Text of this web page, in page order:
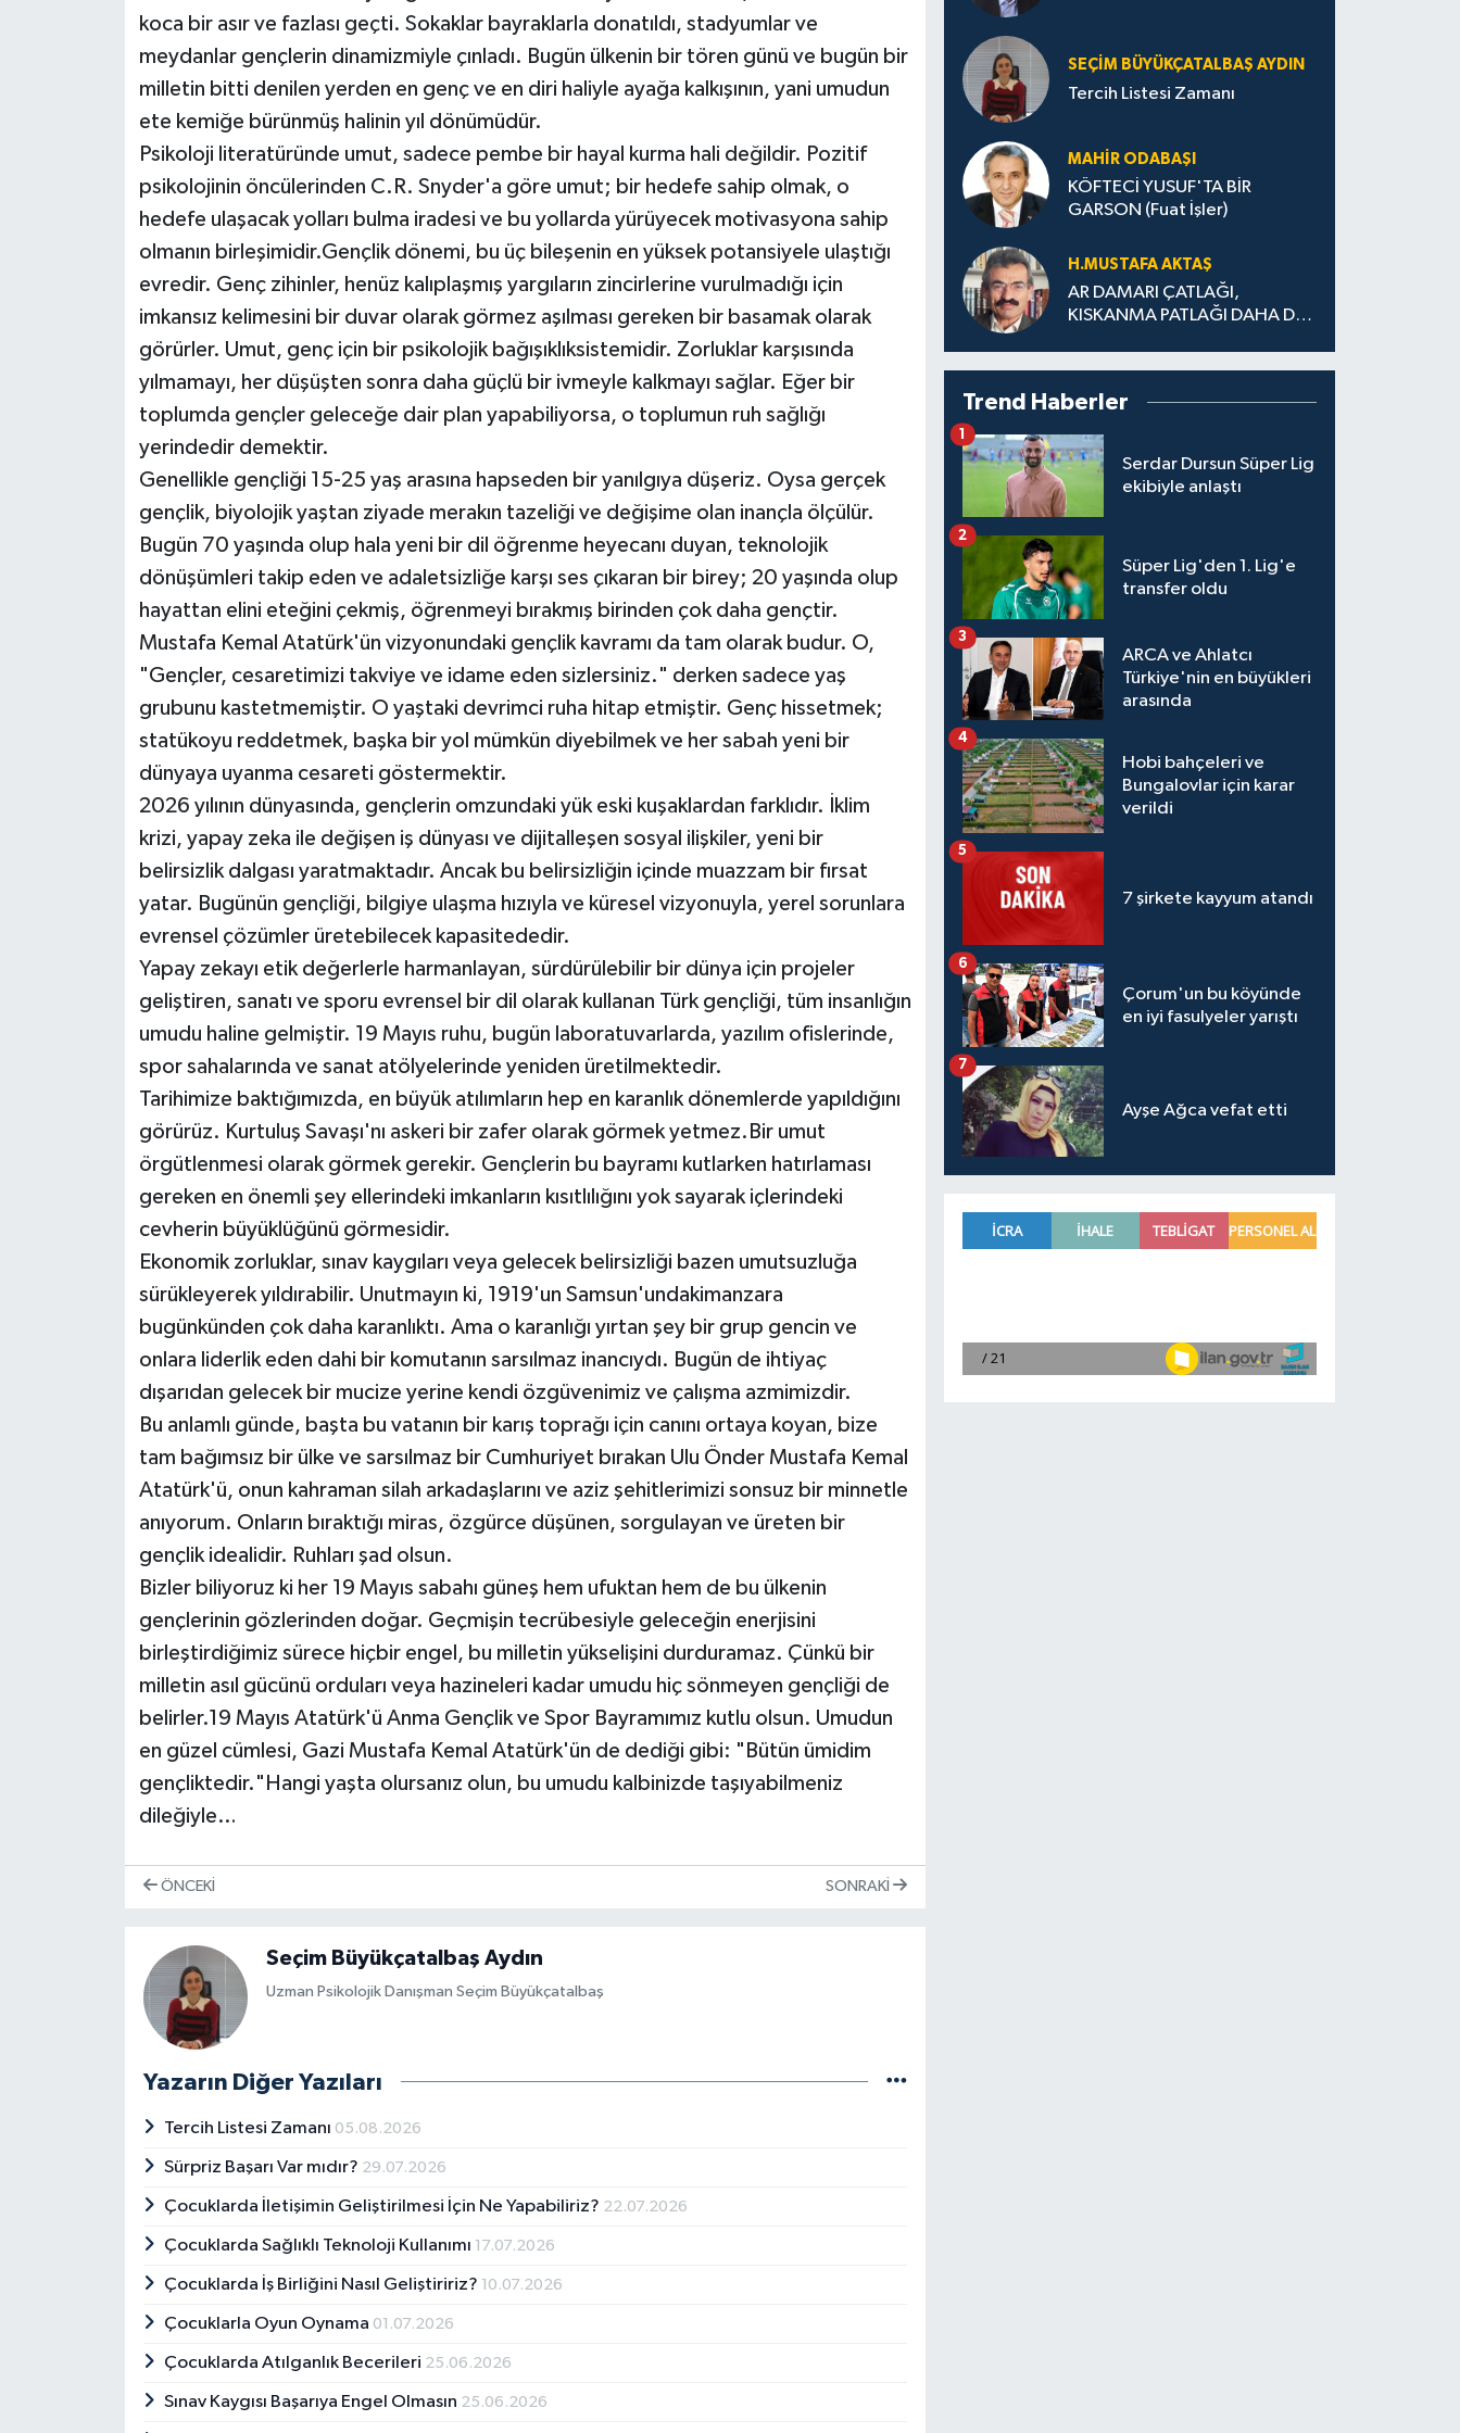
koca bir asır ve fazlası geçti. Sokaklar bayraklarla donatıldı, stadyumlar ve
meydanlar gençlerin dinamizmiyle çınladı. Bugün ülkenin bir tören günü ve bugün bir
milletin bitti denilen yerden en genç ve en diri haliyle ayağa kalkışının, yani umudun
ete kemiğe bürünmüş halinin yıl dönümüdür.
Psikoloji literatüründe umut, sadece pembe bir hayal kurma hali değildir. Pozitif
psikolojinin öncülerinden C.R. Snyder'a göre umut; bir hedefe sahip olmak, o
hedefe ulaşacak yolları bulma iradesi ve bu yollarda yürüyecek motivasyona sahip
olmanın birleşimidir.Gençlik dönemi, bu üç bileşenin en yüksek potansiyele ulaştığı
evredir. Genç zihinler, henüz kalıplaşmış yargıların zincirlerine vurulmadığı için
imkansız kelimesini bir duvar olarak görmez aşılması gereken bir basamak olarak
görürler. Umut, genç için bir psikolojik bağışıklıksistemidir. Zorluklar karşısında
yılmamayı, her düşüşten sonra daha güçlü bir ivmeyle kalkmayı sağlar. Eğer bir
toplumda gençler geleceğe dair plan yapabiliyorsa, o toplumun ruh sağlığı
yerindedir demektir.
Genellikle gençliği 15-25 yaş arasına hapseden bir yanılgıya düşeriz. Oysa gerçek
gençlik, biyolojik yaştan ziyade merakın tazeliği ve değişime olan inançla ölçülür.
Bugün 70 yaşında olup hala yeni bir dil öğrenme heyecanı duyan, teknolojik
dönüşümleri takip eden ve adaletsizliğe karşı ses çıkaran bir birey; 20 yaşında olup
hayattan elini eteğini çekmiş, öğrenmeyi bırakmış birinden çok daha gençtir.
Mustafa Kemal Atatürk'ün vizyonundaki gençlik kavramı da tam olarak budur. O,
"Gençler, cesaretimizi takviye ve idame eden sizlersiniz." derken sadece yaş
grubunu kastetmemiştir. O yaştaki devrimci ruha hitap etmiştir. Genç hissetmek;
statükoyu reddetmek, başka bir yol mümkün diyebilmek ve her sabah yeni bir
dünyaya uyanma cesareti göstermektir.
2026 yılının dünyasında, gençlerin omzundaki yük eski kuşaklardan farklıdır. İklim
krizi, yapay zeka ile değişen iş dünyası ve dijitalleşen sosyal ilişkiler, yeni bir
belirsizlik dalgası yaratmaktadır. Ancak bu belirsizliğin içinde muazzam bir fırsat
yatar. Bugünün gençliği, bilgiye ulaşma hızıyla ve küresel vizyonuyla, yerel sorunlara
evrensel çözümler üretebilecek kapasitededir.
Yapay zekayı etik değerlerle harmanlayan, sürdürülebilir bir dünya için projeler
geliştiren, sanatı ve sporu evrensel bir dil olarak kullanan Türk gençliği, tüm insanlığın
umudu haline gelmiştir. 19 Mayıs ruhu, bugün laboratuvarlarda, yazılım ofislerinde,
spor sahalarında ve sanat atölyelerinde yeniden üretilmektedir.
Tarihimize baktığımızda, en büyük atılımların hep en karanlık dönemlerde yapıldığını
görürüz. Kurtuluş Savaşı'nı askeri bir zafer olarak görmek yetmez.Bir umut
örgütlenmesi olarak görmek gerekir. Gençlerin bu bayramı kutlarken hatırlaması
gereken en önemli şey ellerindeki imkanların kısıtlılığını yok sayarak içlerindeki
cevherin büyüklüğünü görmesidir.
Ekonomik zorluklar, sınav kaygıları veya gelecek belirsizliği bazen umutsuzluğa
sürükleyerek yıldırabilir. Unutmayın ki, 1919'un Samsun'undakimanzara
bugünkünden çok daha karanlıktı. Ama o karanlığı yırtan şey bir grup gencin ve
onlara liderlik eden dahi bir komutanın sarsılmaz inancıydı. Bugün de ihtiyaç
dışarıdan gelecek bir mucize yerine kendi özgüvenimiz ve çalışma azmimizdir.
Bu anlamlı günde, başta bu vatanın bir karış toprağı için canını ortaya koyan, bize
tam bağımsız bir ülke ve sarsılmaz bir Cumhuriyet bırakan Ulu Önder Mustafa Kemal
Atatürk'ü, onun kahraman silah arkadaşlarını ve aziz şehitlerimizi sonsuz bir minnetle
anıyorum. Onların bıraktığı miras, özgürce düşünen, sorgulayan ve üreten bir
gençlik idealidir. Ruhları şad olsun.
Bizler biliyoruz ki her 19 Mayıs sabahı güneş hem ufuktan hem de bu ülkenin
gençlerinin gözlerinden doğar. Geçmişin tecrübesiyle geleceğin enerjisini
birleştirdiğimiz sürece hiçbir engel, bu milletin yükselişini durduramaz. Çünkü bir
milletin asıl gücünü orduları veya hazineleri kadar umudu hiç sönmeyen gençliği de
belirler.19 Mayıs Atatürk'ü Anma Gençlik ve Spor Bayramımız kutlu olsun. Umudun
en güzel cümlesi, Gazi Mustafa Kemal Atatürk'ün de dediği gibi: "Bütün ümidim
gençliktedir."Hangi yaşta olursanız olun, bu umudu kalbinizde taşıyabilmeniz
dileğiyle…
ÖNCEKI SONRAKI
Seçim Büyükçatalbaş Aydın
Uzman Psikolojik Danışman Seçim Büyükçatalbaş
Yazarın Diğer Yazıları
Tercih Listesi Zamanı 05.08.2026
Sürpriz Başarı Var mıdır? 29.07.2026
Çocuklarda İletişimin Geliştirilmesi İçin Ne Yapabiliriz? 22.07.2026
Çocuklarda Sağlıklı Teknoloji Kullanımı 17.07.2026
Çocuklarda İş Birliğini Nasıl Geliştiririz? 10.07.2026
Çocuklarla Oyun Oynama 01.07.2026
Çocuklarda Atılganlık Becerileri 25.06.2026
Sınav Kaygısı Başarıya Engel Olmasın 25.06.2026
SEÇIM BÜYÜKÇATALBAŞ AYDIN
Tercih Listesi Zamanı
MAHIR ODABAŞI
KÖFTECİ YUSUF'TA BİR
GARSON (Fuat İşler)
H.MUS­TA­FA AK­TAŞ
AR DAMARI ÇATLAĞI,
KISKANMA PATLAĞI DAHA DA
Trend Haberler
Serdar Dursun Süper Lig
ekibiyle anlaştı
1
Süper Lig'den 1. Lig'e
transfer oldu
2
ARCA ve Ahlatcı
Türkiye'nin en büyükleri
arasında
3
Hobi bahçeleri ve
Bungalovlar için karar
verildi
4
7 şirkete kayyum atandı
5
Çorum'un bu köyünde
en iyi fasulyeler yarıştı
6
Ayşe Ağca vefat etti
7
OTOPARK
TEKNOLOJİ